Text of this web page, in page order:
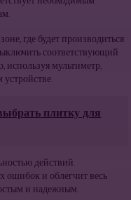
где будет производиться
соответствующий
используя мультиметр,
плитку для
действий.
ошибок и облегчит весь
и надежным.